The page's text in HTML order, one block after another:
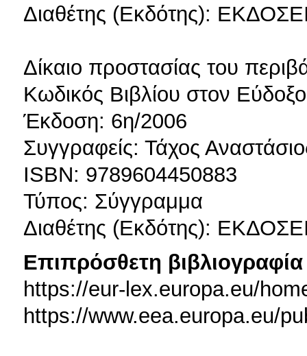
Διαθέτης (Εκδότης):
Δίκαιο προστασίας του
Κωδικός Βιβλίου στον
Έκδοση: 6η/2006
Συγγραφείς: Τάχος
ISBN: 9789604450883
Τύπος: Σύγγραμμα
Διαθέτης (Εκδότης):
Επιπρόσθετη βιβλιογραφία
https://eur-lex.europa.eu/
https://www.eea.europa.eu/